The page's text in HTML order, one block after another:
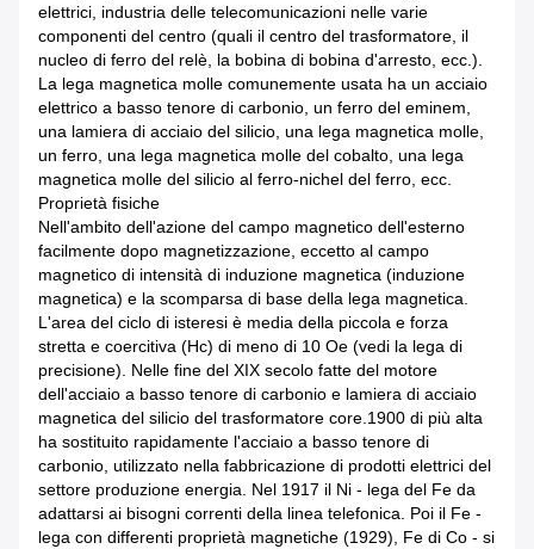
elettrici, industria delle telecomunicazioni nelle varie
componenti del centro (quali il centro del trasformatore, il
nucleo di ferro del relè, la bobina di bobina d'arresto, ecc.).
La lega magnetica molle comunemente usata ha un acciaio
elettrico a basso tenore di carbonio, un ferro del eminem,
una lamiera di acciaio del silicio, una lega magnetica molle,
un ferro, una lega magnetica molle del cobalto, una lega
magnetica molle del silicio al ferro-nichel del ferro, ecc.
Proprietà fisiche
Nell'ambito dell'azione del campo magnetico dell'esterno
facilmente dopo magnetizzazione, eccetto al campo
magnetico di intensità di induzione magnetica (induzione
magnetica) e la scomparsa di base della lega magnetica.
L'area del ciclo di isteresi è media della piccola e forza
stretta e coercitiva (Hc) di meno di 10 Oe (vedi la lega di
precisione). Nelle fine del XIX secolo fatte del motore
dell'acciaio a basso tenore di carbonio e lamiera di acciaio
magnetica del silicio del trasformatore core.1900 di più alta
ha sostituito rapidamente l'acciaio a basso tenore di
carbonio, utilizzato nella fabbricazione di prodotti elettrici del
settore produzione energia. Nel 1917 il Ni - lega del Fe da
adattarsi ai bisogni correnti della linea telefonica. Poi il Fe -
lega con differenti proprietà magnetiche (1929), Fe di Co - si